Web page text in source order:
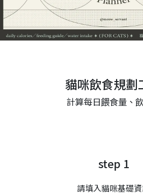
貓咪飲食規劃
計算每日餵食量、
step 1
請填入貓咪基礎